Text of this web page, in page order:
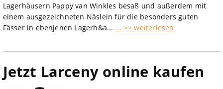
Lagerhäusern Pappy van Winkles besaß und außerdem mit
einem ausgezeichneten Näslein für die besonders guten
Fässer in ebenjenen Lagerh&a... ... >> weiterlesen
Jetzt Larceny online kaufen